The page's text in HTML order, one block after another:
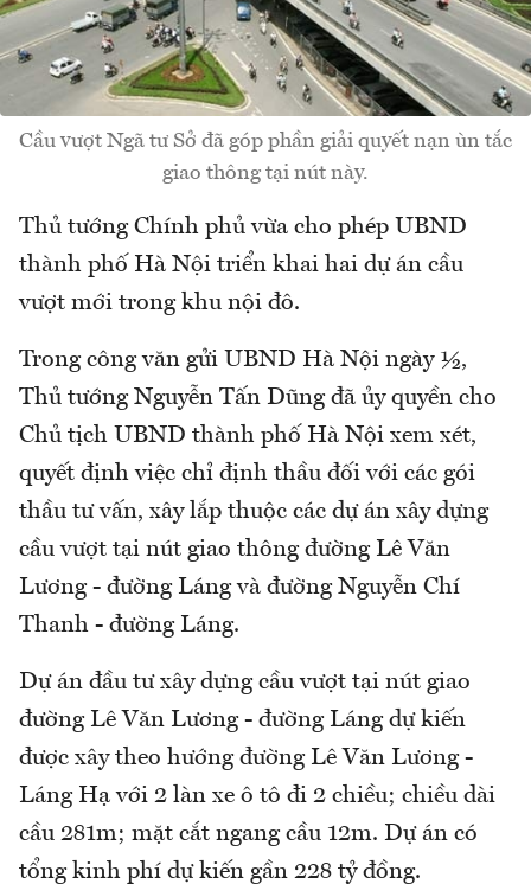
Cầu vượt Ngã tư Sở đã góp phần giải quyết nạn ùn tắc
giao thông tại nút này.
Thủ tướng Chính phủ vừa cho phép UBND
thành phố Hà Nội triển khai hai dự án cầu
vượt mới trong khu nội đô.
Trong công văn gửi UBND Hà Nội ngày ½,
Thủ tướng Nguyễn Tấn Dũng đã ủy quyền cho
Chủ tịch UBND thành phố Hà Nội xem xét,
quyết định việc chỉ định thầu đối với các gói
thầu tư vấn, xây lắp thuộc các dự án xây dựng
cầu vượt tại nút giao thông đường Lê Văn
Lương - đường Láng và đường Nguyễn Chí
Thanh - đường Láng.
Dự án đầu tư xây dựng cầu vượt tại nút giao
đường Lê Văn Lương - đường Láng dự kiến
được xây theo hướng đường Lê Văn Lương -
Láng Hạ với 2 làn xe ô tô đi 2 chiều; chiều dài
cầu 281m; mặt cắt ngang cầu 12m. Dự án có
tổng kinh phí dự kiến gần 228 tỷ đồng.